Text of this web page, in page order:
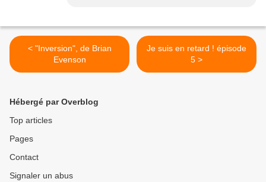
< "Inversion", de Brian
Evenson
Je suis en retard ! épisode
5 >
Hébergé par Overblog
Top articles
Pages
Contact
Signaler un abus